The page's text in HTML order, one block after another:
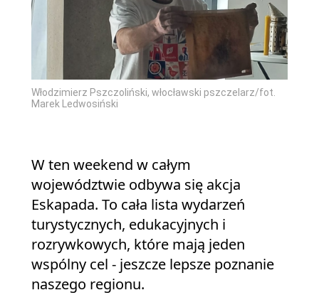
Włodzimierz Pszczoliński, włocławski pszczelarz/fot.
Marek Ledwosiński
W ten weekend w całym
województwie odbywa się akcja
Eskapada. To cała lista wydarzeń
turystycznych, edukacyjnych i
rozrywkowych, które mają jeden
wspólny cel - jeszcze lepsze poznanie
naszego regionu.